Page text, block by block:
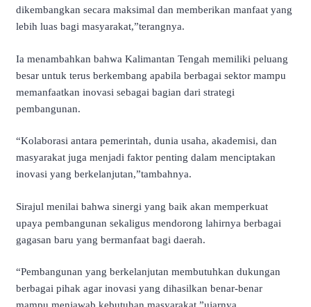
dikembangkan secara maksimal dan memberikan manfaat yang
lebih luas bagi masyarakat,”terangnya.
Ia menambahkan bahwa Kalimantan Tengah memiliki peluang
besar untuk terus berkembang apabila berbagai sektor mampu
memanfaatkan inovasi sebagai bagian dari strategi
pembangunan.
“Kolaborasi antara pemerintah, dunia usaha, akademisi, dan
masyarakat juga menjadi faktor penting dalam menciptakan
inovasi yang berkelanjutan,”tambahnya.
Sirajul menilai bahwa sinergi yang baik akan memperkuat
upaya pembangunan sekaligus mendorong lahirnya berbagai
gagasan baru yang bermanfaat bagi daerah.
“Pembangunan yang berkelanjutan membutuhkan dukungan
berbagai pihak agar inovasi yang dihasilkan benar-benar